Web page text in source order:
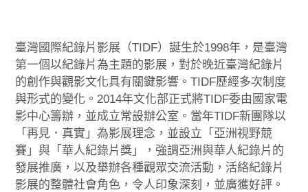
臺灣國際紀錄片影展（TIDF）誕生於1998年，是臺灣
第一個以紀錄片為主題的影展，對於晚近臺灣紀錄片
的創作與觀影文化具有關鍵影響。TIDF歷經多次制度
與形式的變化。2014年文化部正式將TIDF委由國家電
影中心籌辦，並成立常設辦公室。當年TIDF新團隊以
「再見．真實」為影展理念，並設立「亞洲視野競
賽」與「華人紀錄片獎」，強調亞洲與華人紀錄片的
發展推廣，以及舉辦各種觀眾交流活動，活絡紀錄片
影展的整體社會角色，令人印象深刻，並廣獲好評。